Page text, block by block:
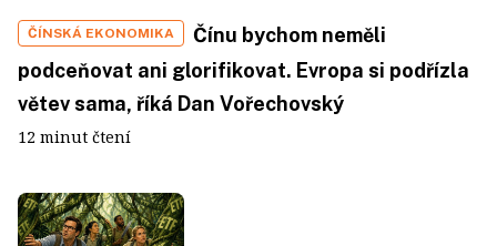
ČÍNSKÁ EKONOMIKA
Čínu bychom neměli
podceňovat ani glorifikovat. Evropa si podřízla
větev sama, říká Dan Vořechovský
12 minut čtení